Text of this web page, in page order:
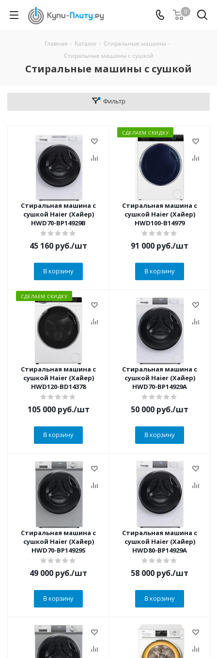
0
Главная - Каталог - Стиральные машины -
Стиральные машины с сушкой
Стиральные машины с сушкой
Фильтр
Стиральная машина с
сушкой Haier (Хайер)
HWD70-BP14929B
45 160 руб./шт
В корзину
СДЕЛАЕМ СКИДКУ
Стиральная машина с
сушкой Haier (Хайер)
HWD100-B14979
91 000 руб./шт
В корзину
СДЕЛАЕМ СКИДКУ
Стиральная машина с
сушкой Haier (Хайер)
HWD120-BD14378
105 000руб./шт
В корзину
Стиральная машина с
сушкой Haier (Хайер)
HWD70-BP14929A
50 000 руб./шт
В корзину
Стиральная машина с
сушкой Haier (Хайер)
HWD70-BP14929S
49 000 руб./шт
В корзину
Стиральная машина с
сушкой Haier (Хайер)
HWD80-BP14929A
58 000 руб./шт
В корзину